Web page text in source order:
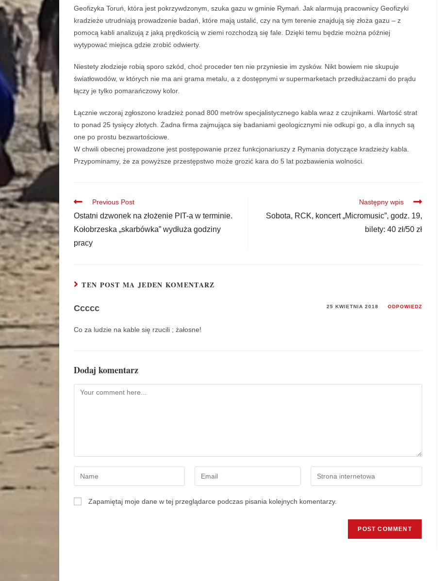
Geofizyka Toruń, która jest pokrzywdzonym, szuka gazu w gminie Rymań. Jak alarmują pracownicy Geofizyki
kradzieże utrudniają prowadzenie badań, które mają ustalić, czy na tym terenie znajdują się złoża gazu – z
pomocą kabli analizują z jaką prędkością w ziemi rozchodzą się fale. Dzięki temu będzie można później
wytypować miejsca gdzie zrobić odwierty.
Niestety złodzieje robią sporo szkód, choć proceder ten nie przyniesie im zysków. Nikt bowiem nie skupuje
światłowodów, w których nie ma ani grama metalu, a z dostępnymi w supermarketach przedłużaczami do prądu
łączy je tylko pomarańczowy kolor.
Łącznie wczoraj zgłoszono kradzież ponad 800 metrów specjalistycznego kabla wraz z czujnikami. Wartość strat
to ponad 25 tysięcy złotych. Żadna firma zajmująca się badaniami geologicznymi nie odkupi go, a dla innych są
one po prostu bezwartościowe.
W chwili obecnej prowadzone jest postępowanie przez funkcjonariuszy z Rymania dotyczące kradzieży kabla.
Przypominamy, że za powyższe przestępstwo może grozić kara do 5 lat pozbawienia wolności.
Previous Post
Ostatni dzwonek na złożenie PIT-a w terminie.
Kołobrzeska „skarbówka” wydłuża godziny
pracy
Następny wpis
Sobota, RCK, koncert „Micromusic”, godz. 19,
bilety: 40 zł/50 zł
TEN POST MA JEDEN KOMENTARZ
Ccccc 25 KWIETNIA 2018 ODPOWIEDZ
Co za ludzie na kable się rzucili ; żałosne!
Dodaj komentarz
Zapamiętaj moje dane w tej przeglądarce podczas pisania kolejnych komentarzy.